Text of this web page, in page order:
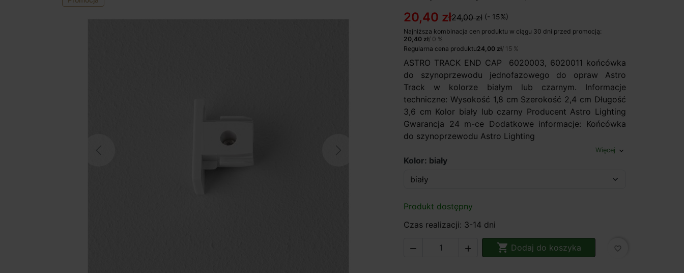
Previous
20,40 zł24,00 zł (- 15%)
Najniższa kombinacja cen produktu w ciągu 30 dni przed promocją:
20,40 zł/ 0 %
Regularna cena produktu24,00 zł/ 15 %
ASTRO TRACK END CAP 6020003, 6020011 końcówka
do szynoprzewodu jednofazowego do opraw Astro
Track w kolorze białym lub czarnym. Informacje
techniczne: Wysokość 1,8 cm Szerokość 2,4 cm Długość
3,6 cm Kolor biały lub czarny Producent Astro Lighting
Gwarancja 24 m-ce Dodatkowe informacje: Końcówka
do szynoprzewodu Astro Lighting
Więcej expand_more
Kolor: biały
Produkt dostępny
Czas realizacji: 3-14 dni
   Dodaj do koszyka favorite_border